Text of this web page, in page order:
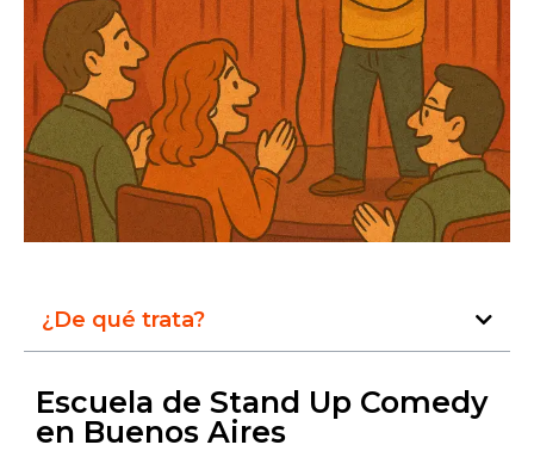
¿De qué trata?
Escuela de Stand Up Comedy
en Buenos Aires